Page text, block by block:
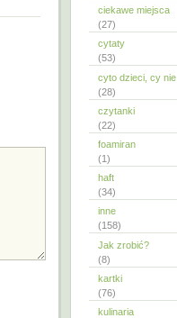
ciekawe miejsca
(27)
cytaty
(53)
cyto dzieci, cy nie
(28)
czytanki
(22)
foamiran
(1)
haft
(34)
inne
(158)
Jak zrobić?
(8)
kartki
(76)
kulinaria